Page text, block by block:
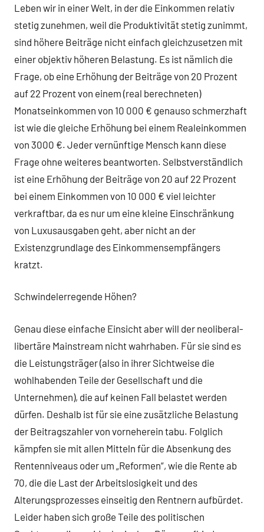
Leben wir in einer Welt, in der die Einkommen relativ
stetig zunehmen, weil die Produktivität stetig zunimmt,
sind höhere Beiträge nicht einfach gleichzusetzen mit
einer objektiv höheren Belastung. Es ist nämlich die
Frage, ob eine Erhöhung der Beiträge von 20 Prozent
auf 22 Prozent von einem (real berechneten)
Monatseinkommen von 10 000 € genauso schmerzhaft
ist wie die gleiche Erhöhung bei einem Realeinkommen
von 3000 €. Jeder vernünftige Mensch kann diese
Frage ohne weiteres beantworten. Selbstverständlich
ist eine Erhöhung der Beiträge von 20 auf 22 Prozent
bei einem Einkommen von 10 000 € viel leichter
verkraftbar, da es nur um eine kleine Einschränkung
von Luxusausgaben geht, aber nicht an der
Existenzgrundlage des Einkommensempfängers
kratzt.
Schwindelerregende Höhen?
Genau diese einfache Einsicht aber will der neoliberal-
libertäre Mainstream nicht wahrhaben. Für sie sind es
die Leistungsträger (also in ihrer Sichtweise die
wohlhabenden Teile der Gesellschaft und die
Unternehmen), die auf keinen Fall belastet werden
dürfen. Deshalb ist für sie eine zusätzliche Belastung
der Beitragszahler von vorneherein tabu. Folglich
kämpfen sie mit allen Mitteln für die Absenkung des
Rentenniveaus oder um „Reformen“, wie die Rente ab
70, die die Last der Arbeitslosigkeit und des
Alterungsprozesses einseitig den Rentnern aufbürdet.
Leider haben sich große Teile des politischen